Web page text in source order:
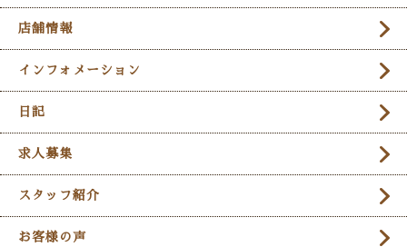
店舗情報
インフォメーション
日記
求人募集
スタッフ紹介
お客様の声